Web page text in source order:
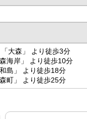
大森」 より徒歩3分
海岸」 より徒歩10分
島」 より徒歩18分
町」 より徒歩25分